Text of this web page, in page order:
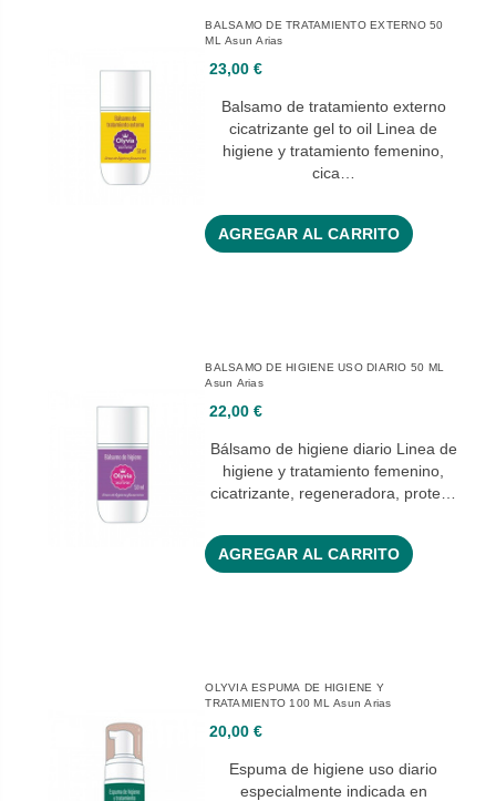
BALSAMO DE TRATAMIENTO EXTERNO 50
ML Asun Arias
23,00 €
Balsamo de tratamiento externo
cicatrizante gel to oil Linea de
higiene y tratamiento femenino,
cica…
AGREGAR AL CARRITO
BALSAMO DE HIGIENE USO DIARIO 50 ML
Asun Arias
22,00 €
Bálsamo de higiene diario Linea de
higiene y tratamiento femenino,
cicatrizante, regeneradora, prote…
AGREGAR AL CARRITO
OLYVIA ESPUMA DE HIGIENE Y
TRATAMIENTO 100 ML Asun Arias
20,00 €
Espuma de higiene uso diario
especialmente indicada en